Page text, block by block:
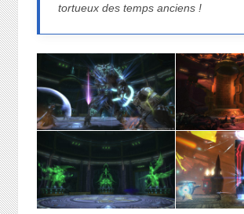
tortueux des temps anciens !